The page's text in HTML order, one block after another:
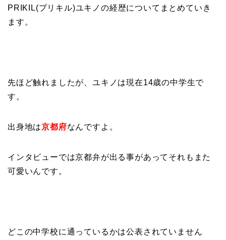
PRIKIL(プリキル)ユキノの経歴についてまとめていき
ます。
先ほど触れましたが、ユキノは現在14歳の中学生で
す。
出身地は京都府なんですよ。
インタビューでは京都弁が出る事があってそれもまた
可愛いんです。
どこの中学校に通っているかは公表されていません